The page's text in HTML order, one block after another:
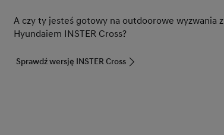
A czy ty jesteś gotowy na outdoorowe wyzwania z
Hyundaiem INSTER Cross?
Sprawdź wersję INSTER Cross